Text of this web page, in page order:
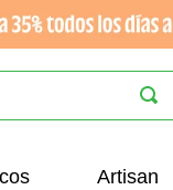
Artisan